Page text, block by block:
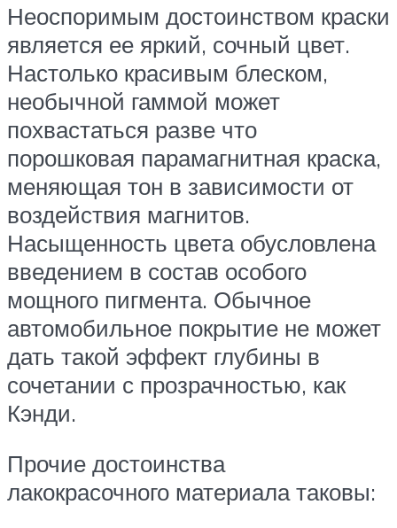
Неоспоримым достоинством краски
является ее яркий, сочный цвет.
Настолько красивым блеском,
необычной гаммой может
похвастаться разве что
порошковая парамагнитная краска,
меняющая тон в зависимости от
воздействия магнитов.
Насыщенность цвета обусловлена
введением в состав особого
мощного пигмента. Обычное
автомобильное покрытие не может
дать такой эффект глубины в
сочетании с прозрачностью, как
Кэнди.
Прочие достоинства
лакокрасочного материала таковы: